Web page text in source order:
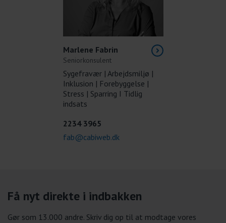
Marlene Fabrin
Seniorkonsulent
Sygefravær | Arbejdsmiljø |
Inklusion | Forebyggelse |
Stress | Sparring I Tidlig
indsats
2234 3965
fab@cabiweb.dk
Få nyt direkte i indbakken
Gør som 13.000 andre. Skriv dig op til at modtage vores